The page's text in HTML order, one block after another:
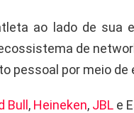
ao lado de sua
de
pessoal por meio
Bull , Heineken, JBL e